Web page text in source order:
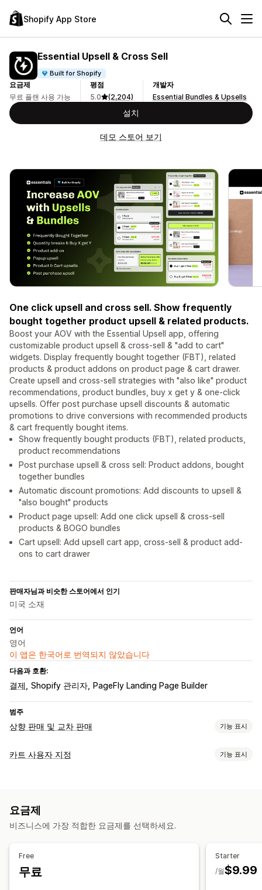
Shopify App Store
Essential Upsell & Cross Sell
Built for Shopify
요금제
무료 플랜 사용 가능
평점
5.0
(2,204)
개발자
Essential Bundles & Upsells
설치
데모 스토어 보기
One click upsell and cross sell. Show frequently
bought together product upsell & related products.
Boost your AOV with the Essential Upsell app, offering
customizable product upsell & cross-sell & "add to cart"
widgets. Display frequently bought together (FBT), related
products & product addons on product page & cart drawer.
Create upsell and cross-sell strategies with "also like" product
recommendations, product bundles, buy x get y & one-click
upsells. Offer post purchase upsell discounts & automatic
promotions to drive conversions with recommended products
& cart frequently bought items.
Show frequently bought products (FBT), related products,
product recommendations
Post purchase upsell & cross sell: Product addons, bought
together bundles
Automatic discount promotions: Add discounts to upsell &
"also bought" products
Product page upsell: Add one click upsell & cross-sell
products & BOGO bundles
Cart upsell: Add upsell cart app, cross-sell & product add-
ons to cart drawer
판매자님과 비슷한 스토어에서 인기
미국 소재
언어
영어
이 앱은 한국어로 번역되지 않았습니다
다음과 호환:
결제 Shopify 관리자 PageFly Landing Page Builder
범주
상향 판매 및 교차 판매 기능 표시
맞춤 설정
제안 및 권장 사항
보증 기간
배송 보호 제품 추가 옵션
추천 제품
분석
퍼널 추적
카트 사용자 지정 기능 표시
카트 서랍
대량 할인
요금제
비즈니스에 가장 적합한 요금제를 선택하세요.
Free
무료
Starter
$9.99
/월